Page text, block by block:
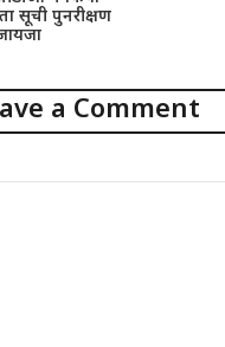
सूची पुनरीक्षण
a Comment